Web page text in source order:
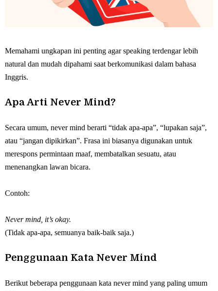
Memahami ungkapan ini penting agar speaking terdengar lebih
natural dan mudah dipahami saat berkomunikasi dalam bahasa
Inggris.
Apa Arti Never Mind?
Secara umum, never mind berarti “tidak apa-apa”, “lupakan saja”,
atau “jangan dipikirkan”. Frasa ini biasanya digunakan untuk
merespons permintaan maaf, membatalkan sesuatu, atau
menenangkan lawan bicara.
Contoh:
Never mind, it’s okay.
(Tidak apa-apa, semuanya baik-baik saja.)
Penggunaan Kata Never Mind
Berikut beberapa penggunaan kata never mind yang paling umum